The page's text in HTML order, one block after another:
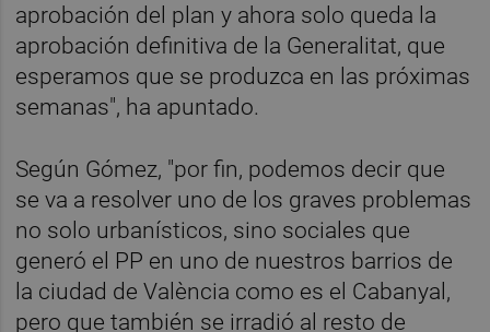
aprobación del plan y ahora solo queda la
aprobación definitiva de la Generalitat, que
esperamos que se produzca en las próximas
semanas", ha apuntado.
Según Gómez, "por fin, podemos decir que
se va a resolver uno de los graves problemas
no solo urbanísticos, sino sociales que
generó el PP en uno de nuestros barrios de
la ciudad de València como es el Cabanyal,
pero que también se irradió al resto de